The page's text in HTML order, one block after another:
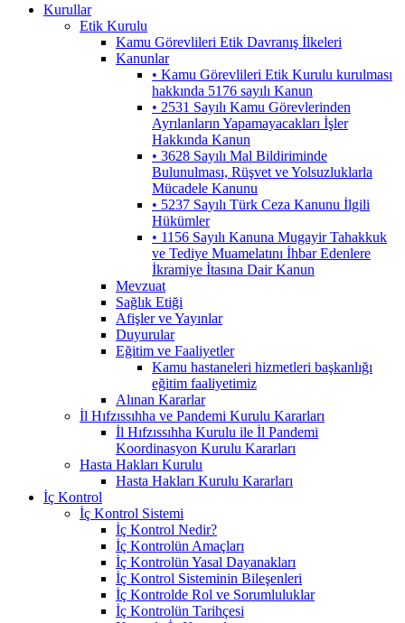
Kurullar
Etik Kurulu
Kamu Görevlileri Etik Davranış İlkeleri
Kanunlar
• Kamu Görevlileri Etik Kurulu kurulması
hakkında 5176 sayılı Kanun
• 2531 Sayılı Kamu Görevlerinden
Ayrılanların Yapamayacakları İşler
Hakkında Kanun
• 3628 Sayılı Mal Bildiriminde
Bulunulması, Rüşvet ve Yolsuzluklarla
Mücadele Kanunu
• 5237 Sayılı Türk Ceza Kanunu İlgili
Hükümler
• 1156 Sayılı Kanuna Mugayir Tahakkuk
ve Tediye Muamelatını İhbar Edenlere
İkramiye İtasına Dair Kanun
Mevzuat
Sağlık Etiği
Afişler ve Yayınlar
Duyurular
Eğitim ve Faaliyetler
Kamu hastaneleri hizmetleri başkanlığı
eğitim faaliyetimiz
Alınan Kararlar
İl Hıfzıssıhha ve Pandemi Kurulu Kararları
İl Hıfzıssıhha Kurulu ile İl Pandemi
Koordinasyon Kurulu Kararları
Hasta Hakları Kurulu
Hasta Hakları Kurulu Kararları
İç Kontrol
İç Kontrol Sistemi
İç Kontrol Nedir?
İç Kontrolün Amaçları
İç Kontrolün Yasal Dayanakları
İç Kontrol Sisteminin Bileşenleri
İç Kontrolde Rol ve Sorumluluklar
İç Kontrolün Tarihçesi